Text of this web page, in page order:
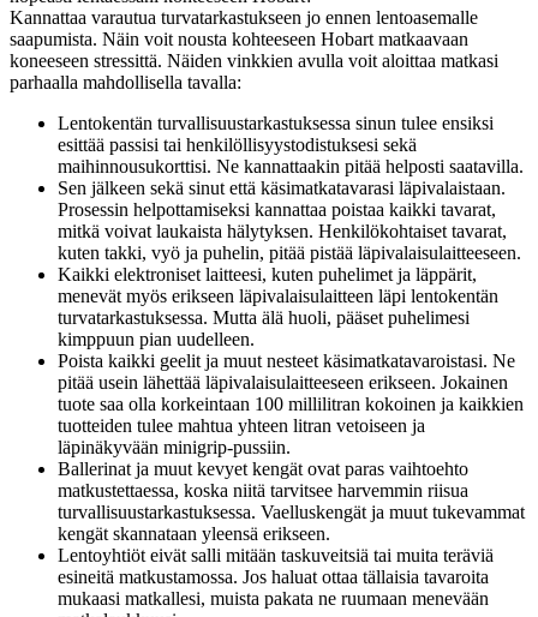
Kannattaa varautua turvatarkastukseen jo ennen lentoasemalle
saapumista. Näin voit nousta kohteeseen Hobart matkaavaan
koneeseen stressittä. Näiden vinkkien avulla voit aloittaa matkasi
parhaalla mahdollisella tavalla:
Lentokentän turvallisuustarkastuksessa sinun tulee ensiksi
esittää passisi tai henkilöllisyystodistuksesi sekä
maihinnousukorttisi. Ne kannattaakin pitää helposti saatavilla.
Sen jälkeen sekä sinut että käsimatkatavarasi läpivalaistaan.
Prosessin helpottamiseksi kannattaa poistaa kaikki tavarat,
mitkä voivat laukaista hälytyksen. Henkilökohtaiset tavarat,
kuten takki, vyö ja puhelin, pitää pistää läpivalaisulaitteeseen.
Kaikki elektroniset laitteesi, kuten puhelimet ja läppärit,
menevät myös erikseen läpivalaisulaitteen läpi lentokentän
turvatarkastuksessa. Mutta älä huoli, pääset puhelimesi
kimppuun pian uudelleen.
Poista kaikki geelit ja muut nesteet käsimatkatavaroistasi. Ne
pitää usein lähettää läpivalaisulaitteeseen erikseen. Jokainen
tuote saa olla korkeintaan 100 millilitran kokoinen ja kaikkien
tuotteiden tulee mahtua yhteen litran vetoiseen ja
läpinäkyvään minigrip-pussiin.
Ballerinat ja muut kevyet kengät ovat paras vaihtoehto
matkustettaessa, koska niitä tarvitsee harvemmin riisua
turvallisuustarkastuksessa. Vaelluskengät ja muut tukevammat
kengät skannataan yleensä erikseen.
Lentoyhtiöt eivät salli mitään taskuveitsiä tai muita teräviä
esineitä matkustamossa. Jos haluat ottaa tällaisia tavaroita
mukaasi matkallesi, muista pakata ne ruumaan menevään